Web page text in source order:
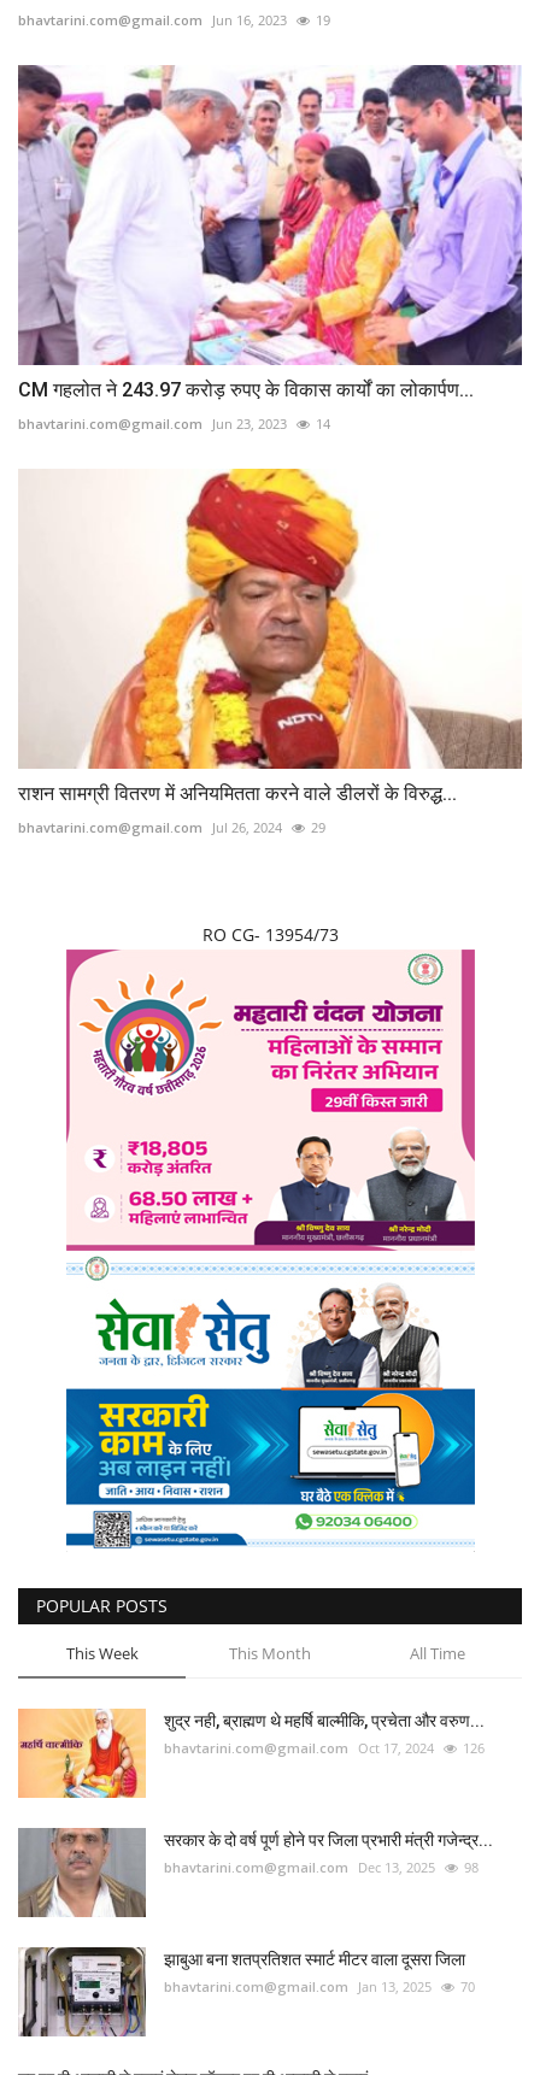
bhavtarini.com@gmail.com Jun 16, 2023 19
CM गहलोत ने 243.97 करोड़ रुपए के विकास कार्यों का लोकार्पण...
bhavtarini.com@gmail.com Jun 23, 2023 14
राशन सामग्री वितरण में अनियमितता करने वाले डीलरों के विरुद्ध...
bhavtarini.com@gmail.com Jul 26, 2024 29
RO CG- 13954/73
POPULAR POSTS
This Week This Month All Time
शुद्र नही, ब्राह्मण थे महर्षि बाल्मीकि, प्रचेता और वरुण...
bhavtarini.com@gmail.com Oct 17, 2024 126
सरकार के दो वर्ष पूर्ण होने पर जिला प्रभारी मंत्री गजेन्द्र...
bhavtarini.com@gmail.com Dec 13, 2025 98
झाबुआ बना शतप्रतिशत स्मार्ट मीटर वाला दूसरा जिला
bhavtarini.com@gmail.com Jan 13, 2025 70